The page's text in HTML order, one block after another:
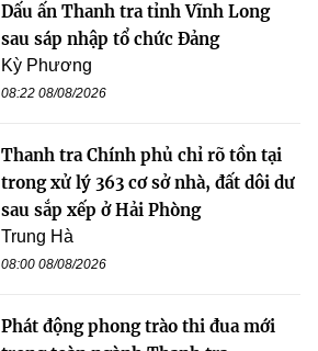
Dấu ấn Thanh tra tỉnh Vĩnh Long
sau sáp nhập tổ chức Đảng
Kỳ Phương
08:22 08/08/2026
Thanh tra Chính phủ chỉ rõ tồn tại
trong xử lý 363 cơ sở nhà, đất dôi dư
sau sắp xếp ở Hải Phòng
Trung Hà
08:00 08/08/2026
Phát động phong trào thi đua mới